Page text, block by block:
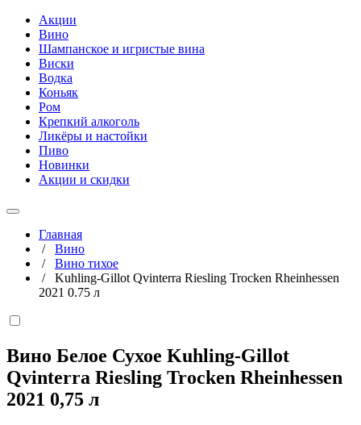
Акции
Вино
Шампанское и игристые вина
Виски
Водка
Коньяк
Ром
Крепкий алкоголь
Ликёры и настойки
Пиво
Новинки
Акции и скидки
Главная
/ Вино
/ Вино тихое
/ Kuhling-Gillot Qvinterra Riesling Trocken Rheinhessen
2021 0.75 л
Вино Белое Сухое Kuhling-Gillot
Qvinterra Riesling Trocken Rheinhessen
2021 0,75 л